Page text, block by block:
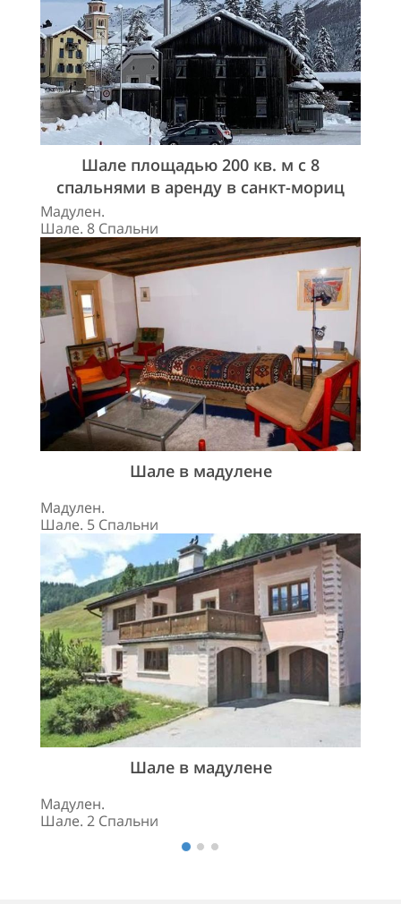
Шале площадью 200 кв. м с 8
спальнями в аренду в санкт-мориц
Мадулен.
Шале. 8 Спальни
Шале в мадулене
Мадулен.
Шале. 5 Спальни
Шале в мадулене
Мадулен.
Шале. 2 Спальни